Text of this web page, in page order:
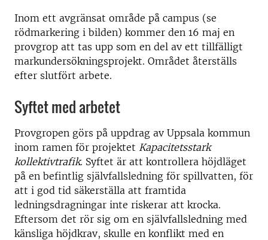
Inom ett avgränsat område på campus (se
rödmarkering i bilden) kommer den 16 maj en
provgrop att tas upp som en del av ett tillfälligt
markundersökningsprojekt. Området återställs
efter slutfört arbete.
Syftet med arbetet
Provgropen görs på uppdrag av Uppsala kommun
inom ramen för projektet Kapacitetsstark
kollektivtrafik. Syftet är att kontrollera höjdläget
på en befintlig självfallsledning för spillvatten, för
att i god tid säkerställa att framtida
ledningsdragningar inte riskerar att krocka.
Eftersom det rör sig om en självfallsledning med
känsliga höjdkrav, skulle en konflikt med en